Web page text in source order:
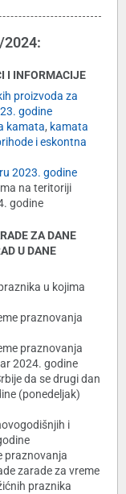
2024:
I INFORMACIJE
proizvoda za
godine
kamata, kamata
i eskontna
2023. godine
na teritoriji
godine
ZA DANE
U DANE
u kojima
praznovanja
praznovanja
2024. godine
da se drugi dan
(ponedeljak)
i
praznovanja
zarade za vreme
praznika